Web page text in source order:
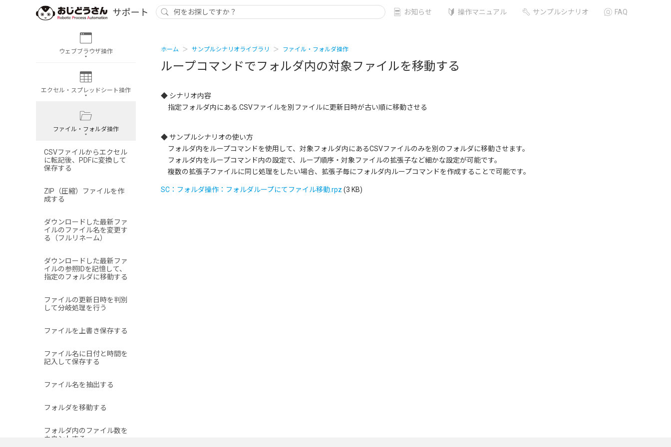
お知らせ 操作マニュアル サンプルシナリオ FAQ
ウェブブラウザ操作
エクセル・スプレッドシート操作
ファイル・フォルダ操作
CSVファイルからエクセル
に転記後、PDFに変換して
保存する
ZIP（圧縮）ファイルを作
成する
ダウンロードした最新ファ
イルのファイル名を変更す
る（フルリネーム）
ダウンロードした最新ファ
イルの参照IDを記憶して、
指定のフォルダに移動する
ファイルの更新日時を判別
して分岐処理を行う
ファイルを上書き保存する
ファイル名に日付と時間を
記入して保存する
ファイル名を抽出する
フォルダを移動する
フォルダ内のファイル数を
カウントする
ホーム サンプルシナリオライブラリ ファイル・フォルダ操作
ループコマンドでフォルダ内の対象ファイルを移動する
◆ シナリオ内容
指定フォルダ内にある.CSVファイルを別ファイルに更新日時が古い順に移動させる
◆ サンプルシナリオの使い方
フォルダ内をループコマンドを使用して、対象フォルダ内にあるCSVファイルのみを別のフォルダに移動させます。
フォルダ内をループコマンド内の設定で、ループ順序・対象ファイルの拡張子など細かな設定が可能です。
複数の拡張子ファイルに同じ処理をしたい場合、拡張子毎にフォルダ内ループコマンドを作成することで可能です。
SC：フォルダ操作：フォルダループにてファイル移動.rpz (3 KB)